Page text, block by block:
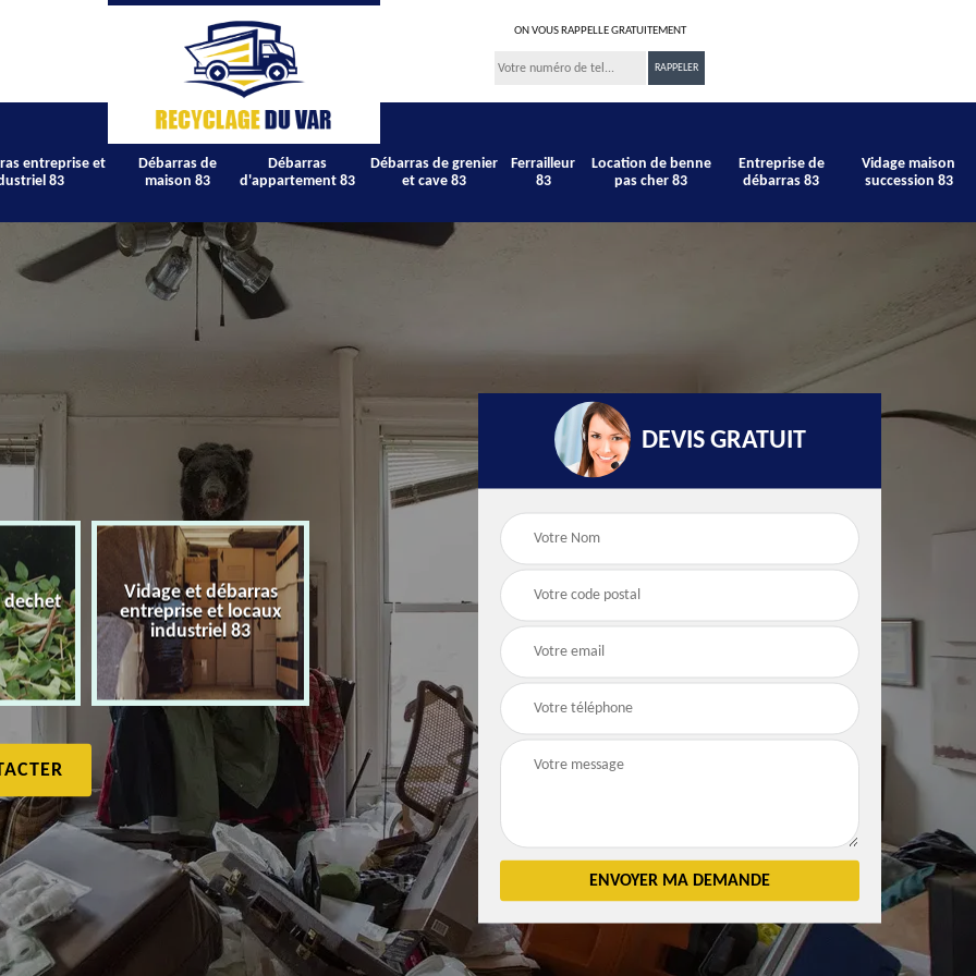
ON VOUS RAPPELLE GRATUITEMENT
entreprise et
83
Débarras de
maison 83
Débarras
d'appartement 83
Débarras de grenier
et cave 83
Ferrailleur
83
Location de benne
pas cher 83
Entreprise de
débarras 83
Vidage maison
succession 83
dechet
Vidage et débarras
entreprise et locaux
industriel 83
Débarras de maison 83
Débarras
d'appartement 83
Débarras de grenier et
cave 83
DEVIS GRATUIT